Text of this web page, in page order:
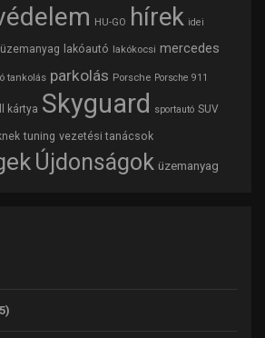
HU-GO hírek idei
lakóautó lakókocsi mercedes
tankolás parkolás Porsche Porsche 911
kártya Skyguard sportautó SUV
tuning vezetési tanácsok
Újdonságok üzemanyag